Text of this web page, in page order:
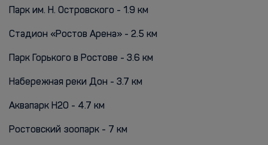
Парк им. Н. Островского - 1.9 км
Стадион «Ростов Арена» - 2.5 км
Парк Горького в Ростове - 3.6 км
Набережная реки Дон - 3.7 км
Аквапарк H2О - 4.7 км
Ростовский зоопарк - 7 км